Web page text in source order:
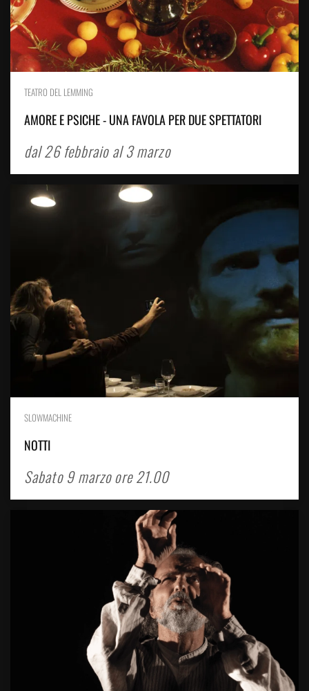
TEATRO DEL LEMMING
AMORE E PSICHE - UNA FAVOLA PER DUE SPETTATORI
dal 26 febbraio al 3 marzo
SLOWMACHINE
NOTTI
Sabato 9 marzo ore 21.00